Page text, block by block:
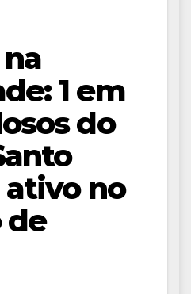
1 em
do
no
de